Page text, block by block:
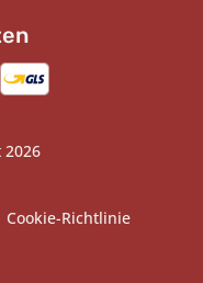
Cookie-Richtlinie